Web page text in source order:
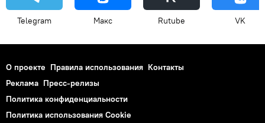
Telegram Макс Rutube VK
О проекте Правила использования Контакты
Реклама Пресс-релизы
Политика конфиденциальности
Политика использования Cookie